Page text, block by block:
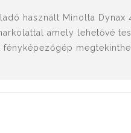
Kiegészítők,
tartozékok
használt Minolta
amely lehetővé
fényképezőgép